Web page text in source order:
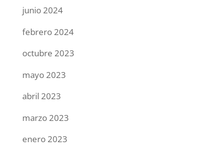
junio 2024
febrero 2024
octubre 2023
mayo 2023
abril 2023
marzo 2023
enero 2023